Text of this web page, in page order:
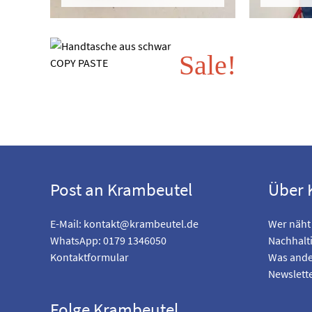
Sale!
Post an Krambeutel
E-Mail: kontakt@krambeutel.de
WhatsApp: 0179 1346050
Kontaktformular
Über
Wer näht
Was